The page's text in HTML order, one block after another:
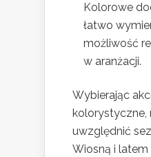
Kolorowe
łatwo
możliwość
w aranżacji.
Wybierając
kolorystyczne,
uwzględnić
Wiosną i latem